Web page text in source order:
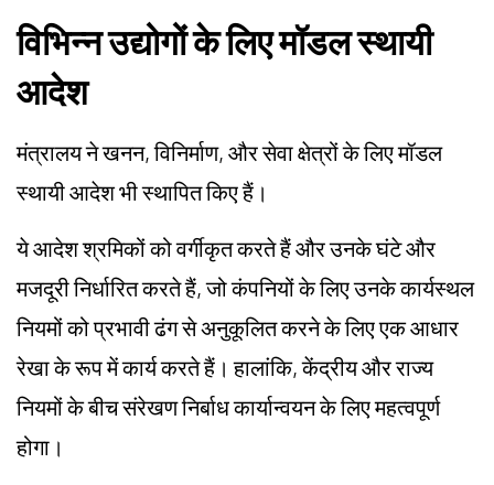
विभिन्न उद्योगों के लिए मॉडल स्थायी
आदेश
मंत्रालय ने खनन, विनिर्माण, और सेवा क्षेत्रों के लिए मॉडल
स्थायी आदेश भी स्थापित किए हैं।
ये आदेश श्रमिकों को वर्गीकृत करते हैं और उनके घंटे और
मजदूरी निर्धारित करते हैं, जो कंपनियों के लिए उनके कार्यस्थल
नियमों को प्रभावी ढंग से अनुकूलित करने के लिए एक आधार
रेखा के रूप में कार्य करते हैं। हालांकि, केंद्रीय और राज्य
नियमों के बीच संरेखण निर्बाध कार्यान्वयन के लिए महत्वपूर्ण
होगा।